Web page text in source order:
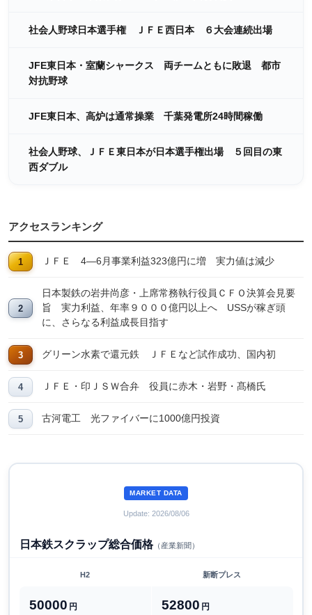
社会人野球日本選手権 ＪＦＥ西日本 ６大会連続出場
JFE東日本・室蘭シャークス 両チームともに敗退 都市
対抗野球
JFE東日本、高炉は通常操業 千葉発電所24時間稼働
社会人野球、ＪＦＥ東日本が日本選手権出場 ５回目の東
西ダブル
アクセスランキング
ＪＦＥ 4―6月事業利益323億円に増 実力値は減少
日本製鉄の岩井尚彦・上席常務執行役員ＣＦＯ決算会見要
旨 実力利益、年率９０００億円以上へ USSが稼ぎ頭
に、さらなる利益成長目指す
グリーン水素で還元鉄 ＪＦＥなど試作成功、国内初
ＪＦＥ・印ＪＳＷ合弁 役員に赤木・岩野・髙橋氏
古河電工 光ファイバーに1000億円投資
MARKET DATA
Update: 2026/08/06
日本鉄スクラップ総合価格（産業新聞）
H2 新断プレス
50000 円 52800 円